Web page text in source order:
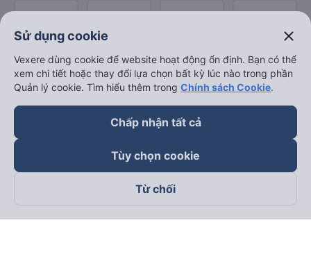
Theo dõi chúng tôi trên
Sử dụng cookie close
Vexere dùng cookie để website hoạt động ổn định. Bạn có thể
xem chi tiết hoặc thay đổi lựa chọn bất kỳ lúc nào trong phần
Quản lý cookie. Tìm hiểu thêm trong Chính sách Cookie.
Chấp nhận tất cả
Tùy chọn cookie
Từ chối